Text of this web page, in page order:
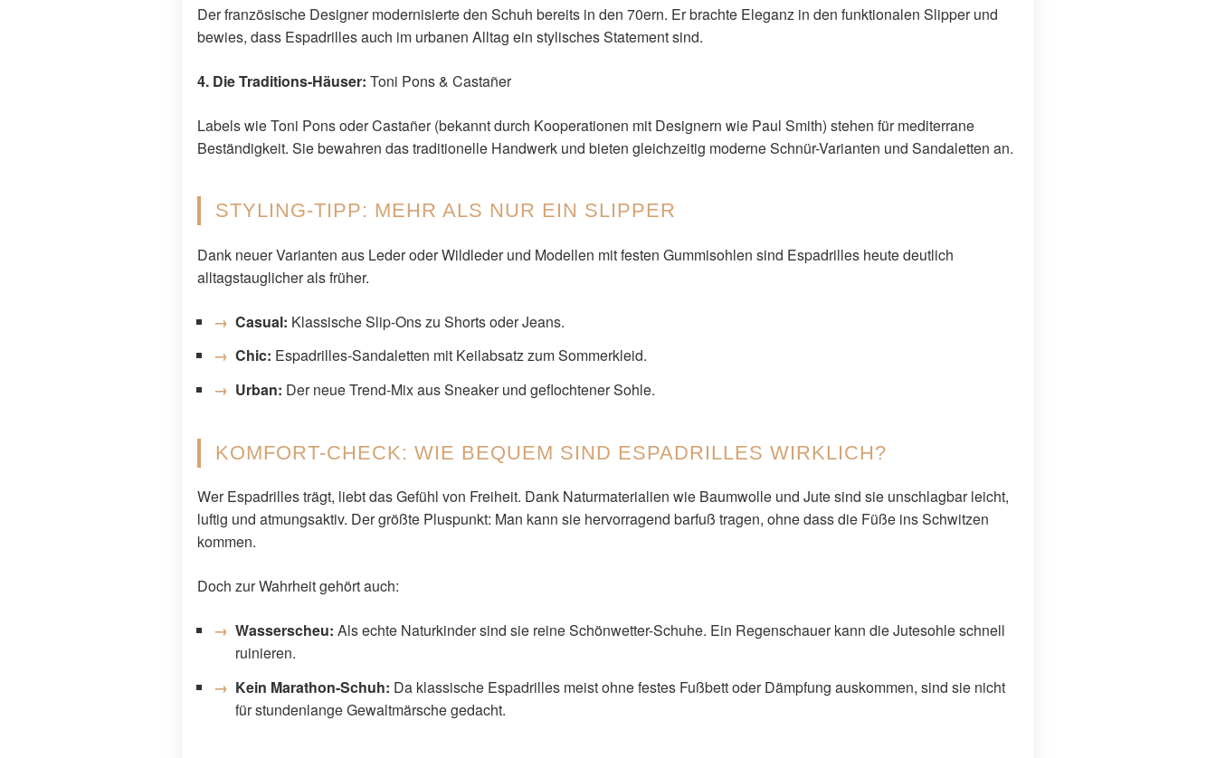
Der französische Designer modernisierte den Schuh bereits in den 70ern. Er brachte Eleganz in den funktionalen Slipper und
bewies, dass Espadrilles auch im urbanen Alltag ein stylisches Statement sind.
4. Die Traditions-Häuser: Toni Pons & Castañer
Labels wie Toni Pons oder Castañer (bekannt durch Kooperationen mit Designern wie Paul Smith) stehen für mediterrane
Beständigkeit. Sie bewahren das traditionelle Handwerk und bieten gleichzeitig moderne Schnür-Varianten und Sandaletten an.
STYLING-TIPP: MEHR ALS NUR EIN SLIPPER
Dank neuer Varianten aus Leder oder Wildleder und Modellen mit festen Gummisohlen sind Espadrilles heute deutlich
alltagstauglicher als früher.
Casual: Klassische Slip-Ons zu Shorts oder Jeans.
Chic: Espadrilles-Sandaletten mit Keilabsatz zum Sommerkleid.
Urban: Der neue Trend-Mix aus Sneaker und geflochtener Sohle.
KOMFORT-CHECK: WIE BEQUEM SIND ESPADRILLES WIRKLICH?
Wer Espadrilles trägt, liebt das Gefühl von Freiheit. Dank Naturmaterialien wie Baumwolle und Jute sind sie unschlagbar leicht,
luftig und atmungsaktiv. Der größte Pluspunkt: Man kann sie hervorragend barfuß tragen, ohne dass die Füße ins Schwitzen
kommen.
Doch zur Wahrheit gehört auch:
Wasserscheu: Als echte Naturkinder sind sie reine Schönwetter-Schuhe. Ein Regenschauer kann die Jutesohle schnell
ruinieren.
Kein Marathon-Schuh: Da klassische Espadrilles meist ohne festes Fußbett oder Dämpfung auskommen, sind sie nicht
für stundenlange Gewaltmärsche gedacht.